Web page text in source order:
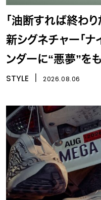
「油断すれば終わり
新シグネチャー「ナ
ンダーに“悪夢”を
STYLE 2026.08.06